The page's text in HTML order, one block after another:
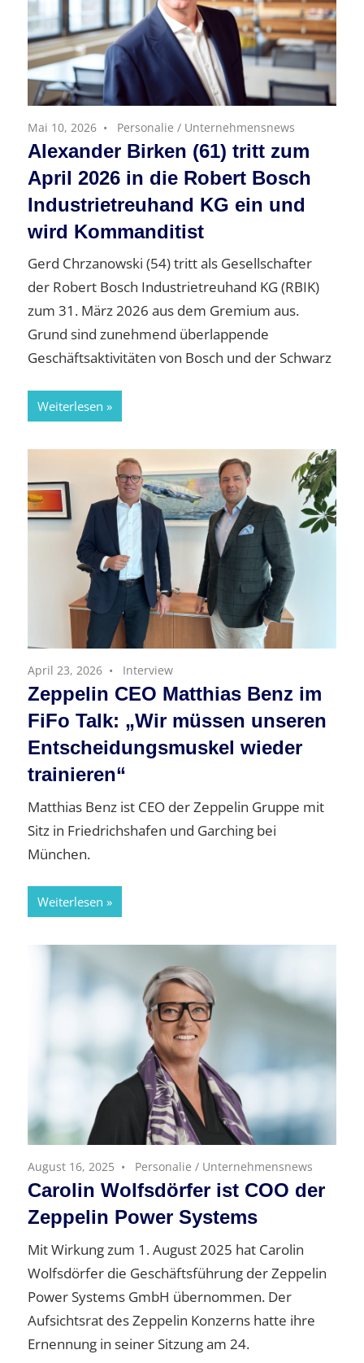
Mai 10, 2026 Personalie / Unternehmensnews
Alexander Birken (61) tritt zum
April 2026 in die Robert Bosch
Industrietreuhand KG ein und
wird Kommanditist
Gerd Chrzanowski (54) tritt als Gesellschafter
der Robert Bosch Industrietreuhand KG (RBIK)
zum 31. März 2026 aus dem Gremium aus.
Grund sind zunehmend überlappende
Geschäftsaktivitäten von Bosch und der Schwarz
Weiterlesen
April 23, 2026 Interview
Zeppelin CEO Matthias Benz im
FiFo Talk: „Wir müssen unseren
Entscheidungsmuskel wieder
trainieren“
Matthias Benz ist CEO der Zeppelin Gruppe mit
Sitz in Friedrichshafen und Garching bei
München.
Weiterlesen
August 16, 2025 Personalie / Unternehmensnews
Carolin Wolfsdörfer ist COO der
Zeppelin Power Systems
Mit Wirkung zum 1. August 2025 hat Carolin
Wolfsdörfer die Geschäftsführung der Zeppelin
Power Systems GmbH übernommen. Der
Aufsichtsrat des Zeppelin Konzerns hatte ihre
Ernennung in seiner Sitzung am 24.